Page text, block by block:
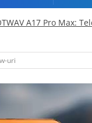
A17 Pro Max:
uri